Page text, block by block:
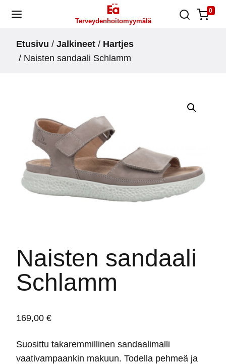
Skip
Terveydenhoitomyymälä
0
Etusivu / Jalkineet / Hartjes
/ Naisten sandaali Schlamm
Naisten sandaali
Schlamm
169,00 €
Suosittu takaremmillinen sandaalimalli
vaativampaankin makuun. Todella pehmeä ja